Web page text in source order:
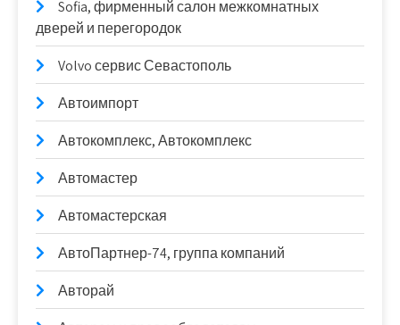
Sofia, фирменный салон межкомнатных
дверей и перегородок
Volvo сервис Севастополь
Автоимпорт
Автокомплекс, Автокомплекс
Автомастер
Автомастерская
АвтоПартнер-74, группа компаний
Авторай